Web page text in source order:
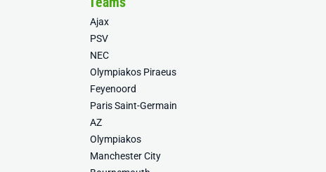
Ajax
PSV
NEC
Olympiakos Piraeus
Feyenoord
Paris Saint-Germain
AZ
Olympiakos
Manchester City